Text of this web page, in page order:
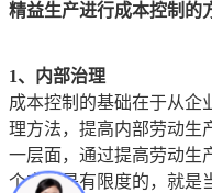
精益生产进行成本控制的
1、内部治理
成本控制的基础在于从企
理方法，提高内部劳动生
一层面，通过提高劳动生
个方法是有限度的，就是